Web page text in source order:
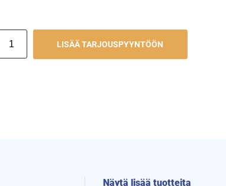
LISÄÄ TARJOUSPYYNTÖÖN
Näytä lisää tuotteita